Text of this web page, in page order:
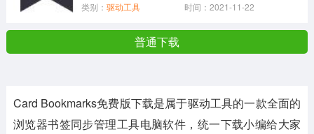
系统工具 其它应用
类别： 驱动工具 时间：2021-11-22
普通下载
Card Bookmarks免费版下载是属于驱动工具的一款全面的
浏览器书签同步管理工具电脑软件，统一下载小编给大家